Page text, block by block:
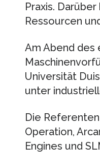
Praxis.
Ressourcen
Am Abend
Universität
unter
Die
Operation,
Engines und